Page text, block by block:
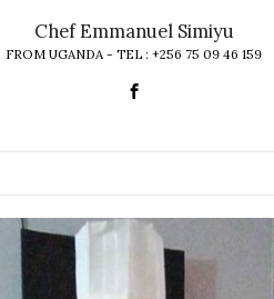
Chef Emmanuel Simiyu
FROM UGANDA - TEL : +256 75 09 46 159